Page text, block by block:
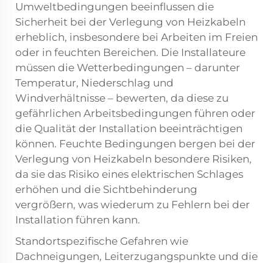
Umweltbedingungen beeinflussen die
Sicherheit bei der Verlegung von Heizkabeln
erheblich, insbesondere bei Arbeiten im Freien
oder in feuchten Bereichen. Die Installateure
müssen die Wetterbedingungen – darunter
Temperatur, Niederschlag und
Windverhältnisse – bewerten, da diese zu
gefährlichen Arbeitsbedingungen führen oder
die Qualität der Installation beeinträchtigen
können. Feuchte Bedingungen bergen bei der
Verlegung von Heizkabeln besondere Risiken,
da sie das Risiko eines elektrischen Schlages
erhöhen und die Sichtbehinderung
vergrößern, was wiederum zu Fehlern bei der
Installation führen kann.
Standortspezifische Gefahren wie
Dachneigungen, Leiterzugangspunkte und die